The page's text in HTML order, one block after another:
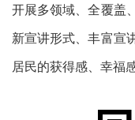
开展多领域、全覆盖
新宣讲形式、丰富宣
居民的获得感、幸福